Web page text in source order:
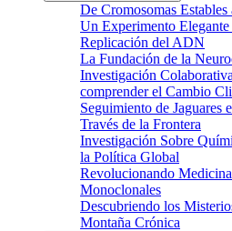
De Cromosomas Estables
Un Experimento Elegante
Replicación del ADN
La Fundación de la
Investigación
comprender el Cambio
Seguimiento de Jaguares
Través de la Frontera
Investigación Sobre
la Política Global
Revolucionando
Monoclonales
Descubriendo los
Montaña Crónica